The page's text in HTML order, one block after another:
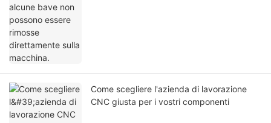
Come scegliere l'azienda di lavorazione
CNC giusta per i vostri componenti